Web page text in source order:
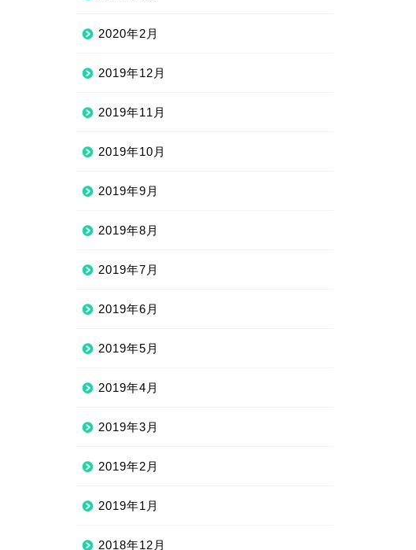
2020年2月
2019年12月
2019年11月
2019年10月
2019年9月
2019年8月
2019年7月
2019年6月
2019年5月
2019年4月
2019年3月
2019年2月
2019年1月
2018年12月